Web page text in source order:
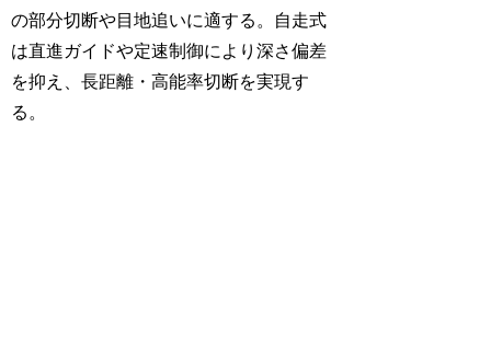
の部分切断や目地追いに適する。自走式
は直進ガイドや定速制御により深さ偏差
を抑え、長距離・高能率切断を実現す
る。